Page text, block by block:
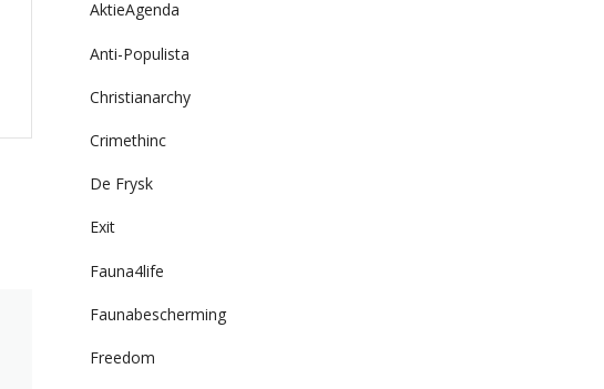
AktieAgenda
Anti-Populista
Christianarchy
Crimethinc
De Frysk
Exit
Fauna4life
Faunabescherming
Freedom